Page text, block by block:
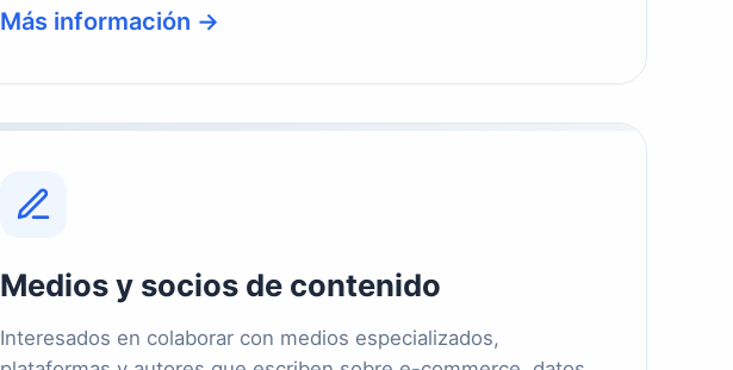
Más información →
Medios y socios de contenido
Interesados en colaborar con medios especializados,